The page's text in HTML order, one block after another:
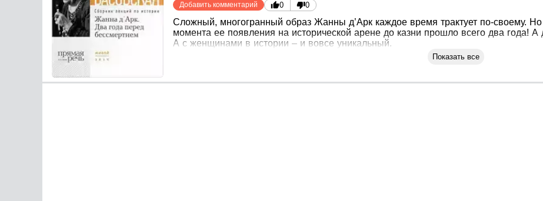
Добавить комментарий 0 0
Сложный, многогранный образ Жанны д’Арк каждое время трактует по-своему.
момента ее появления на исторической арене до казни прошло всего два года!
А с женщинами в истории – и вовсе уникальный.
Показать все